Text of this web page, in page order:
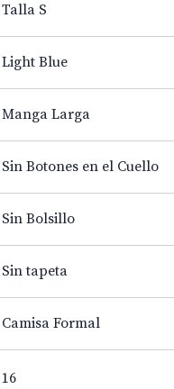
Talla S
Light Blue
Manga Larga
Sin Botones en el Cuello
Sin Bolsillo
Sin tapeta
Camisa Formal
16